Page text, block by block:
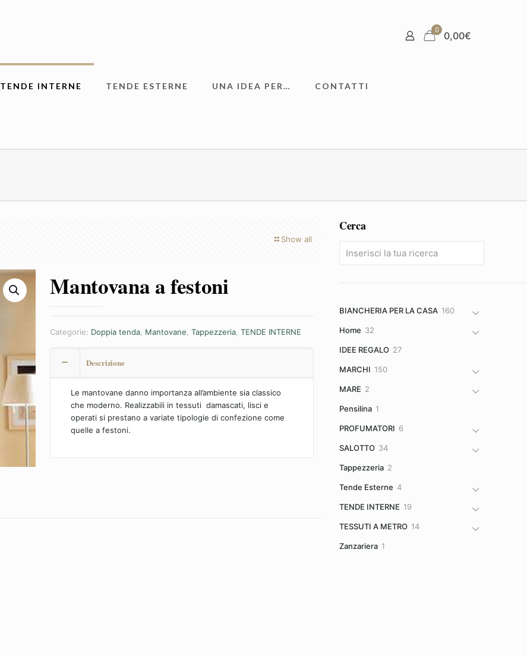
0 0,00€
TENDE INTERNE TENDE ESTERNE UNA IDEA PER… CONTATTI
Show all
Mantovana a festoni
Categorie: Doppia tenda Mantovane ,Tappezzeria ,TENDE INTERNE
Descrizione
Le mantovane danno importanza all’ambiente sia classico
che moderno. Realizzabili in tessuti damascati, lisci e
operati si prestano a variate tipologie di confezione come
quelle a festoni.
Cerca
BIANCHERIA PER LA CASA 160160
Home 3232
IDEE REGALO 2727
MARCHI 150150
MARE 22
Pensilina 11
PROFUMATORI 66
SALOTTO 3434
Tappezzeria 22
Tende Esterne 44
TENDE INTERNE 1919
TESSUTI A METRO 1414
Zanzariera 11